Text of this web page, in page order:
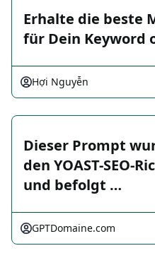
Erhalte die beste
für Dein Keyword
Hợi Nguyễn
Dieser Prompt
den YOAST-SEO-
und befolgt …
GPTDomaine.com